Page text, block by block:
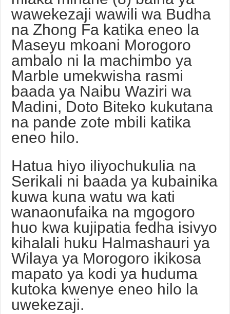
wawekezaji wawili wa Budha
na Zhong Fa katika eneo la
Maseyu mkoani Morogoro
ambalo ni la machimbo ya
Marble umekwisha rasmi
baada ya Naibu Waziri wa
Madini, Doto Biteko kukutana
na pande zote mbili katika
eneo hilo.
Hatua hiyo iliyochukulia na
Serikali ni baada ya kubainika
kuwa kuna watu wa kati
wanaonufaika na mgogoro
huo kwa kujipatia fedha isivyo
kihalali huku Halmashauri ya
Wilaya ya Morogoro ikikosa
mapato ya kodi ya huduma
kutoka kwenye eneo hilo la
uwekezaji.